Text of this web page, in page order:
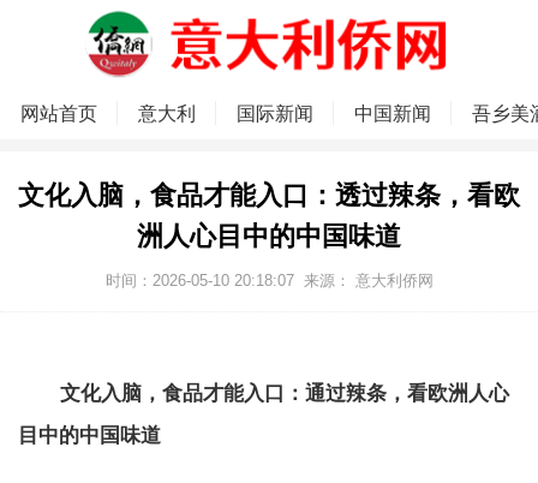
网站首页 意大利 国际新闻 中国新闻 吾乡美
文化入脑，食品才能入口：透过辣条，看欧
洲人心目中的中国味道
时间：2026-05-10 20:18:07 来源： 意大利侨网
文化入脑，食品才能入口：通过辣条，看欧洲人心
目中的中国味道